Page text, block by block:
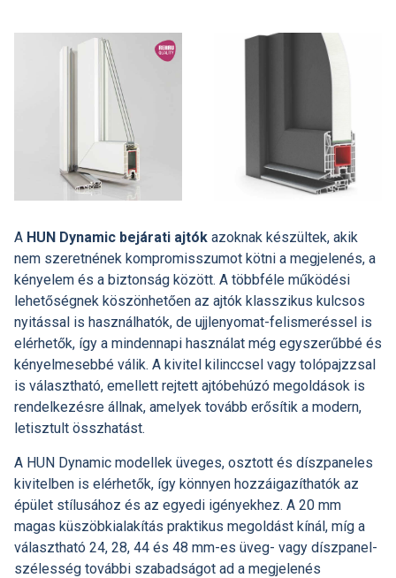
A HUN Dynamic bejárati ajtók azoknak készültek, akik
nem szeretnének kompromisszumot kötni a megjelenés, a
kényelem és a biztonság között. A többféle működési
lehetőségnek köszönhetően az ajtók klasszikus kulcsos
nyitással is használhatók, de ujjlenyomat-felismeréssel is
elérhetők, így a mindennapi használat még egyszerűbbé és
kényelmesebbé válik. A kivitel kilinccsel vagy tolópajzzsal
is választható, emellett rejtett ajtóbehúzó megoldások is
rendelkezésre állnak, amelyek tovább erősítik a modern,
letisztult összhatást.
A HUN Dynamic modellek üveges, osztott és díszpaneles
kivitelben is elérhetők, így könnyen hozzáigazíthatók az
épület stílusához és az egyedi igényekhez. A 20 mm
magas küszöbkialakítás praktikus megoldást kínál, míg a
választható 24, 28, 44 és 48 mm-es üveg- vagy díszpanel-
szélesség további szabadságot ad a megjelenés